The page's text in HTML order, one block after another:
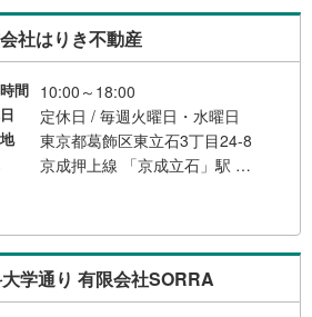
社はりき不動産
間 10:00～18:00
定休日 / 毎週火曜日・水曜日
東京都葛飾区東立石3丁目24-8
京成押上線 「京成立石」駅 徒歩3分 総武本線 「新小岩」駅 バス14分 忍橋 バス停下車 徒歩9分 東京メトロ千代田線 「綾瀬」駅 バス26分 渋江公園 バス停下車 徒歩6分
学通り 有限会社SORRA